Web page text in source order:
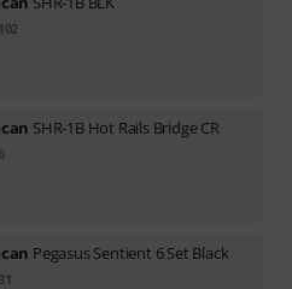
102
SHR-1B Hot Rails Bridge CR
6
Pegasus Sentient 6 Set Black
31